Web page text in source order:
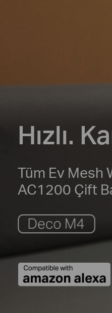
Hızlı.
Tüm Ev Mesh
AC1200 Çift